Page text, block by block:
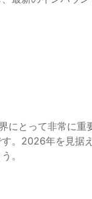
にとって非常に重
。2026年を見据
。